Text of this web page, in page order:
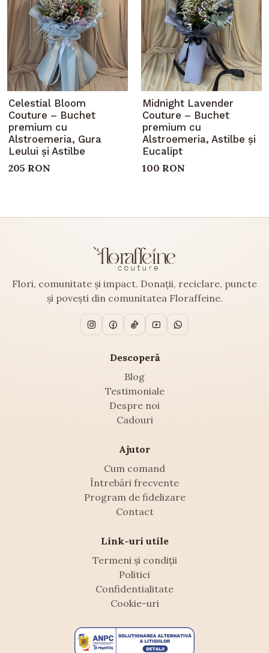
Celestial Bloom
Couture – Buchet
premium cu
Alstroemeria, Gura
Leului și Astilbe
205 RON
Midnight Lavender
Couture – Buchet
premium cu
Alstroemeria, Astilbe și
Eucalipt
100 RON
Flori, comunitate și impact. Donații, reciclare, puncte
și povești din comunitatea Floraffeine.
Descoperă
Blog
Testimoniale
Despre noi
Cadouri
Ajutor
Cum comand
Întrebări frecvente
Program de fidelizare
Contact
Link-uri utile
Termeni și condiții
Politici
Confidentialitate
Cookie-uri